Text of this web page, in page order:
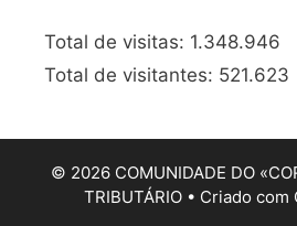
Total de visitas: 1.348.946
Total de visitantes: 521.623
© 2026 COMUNIDADE DO
TRIBUTÁRIO• Criado com